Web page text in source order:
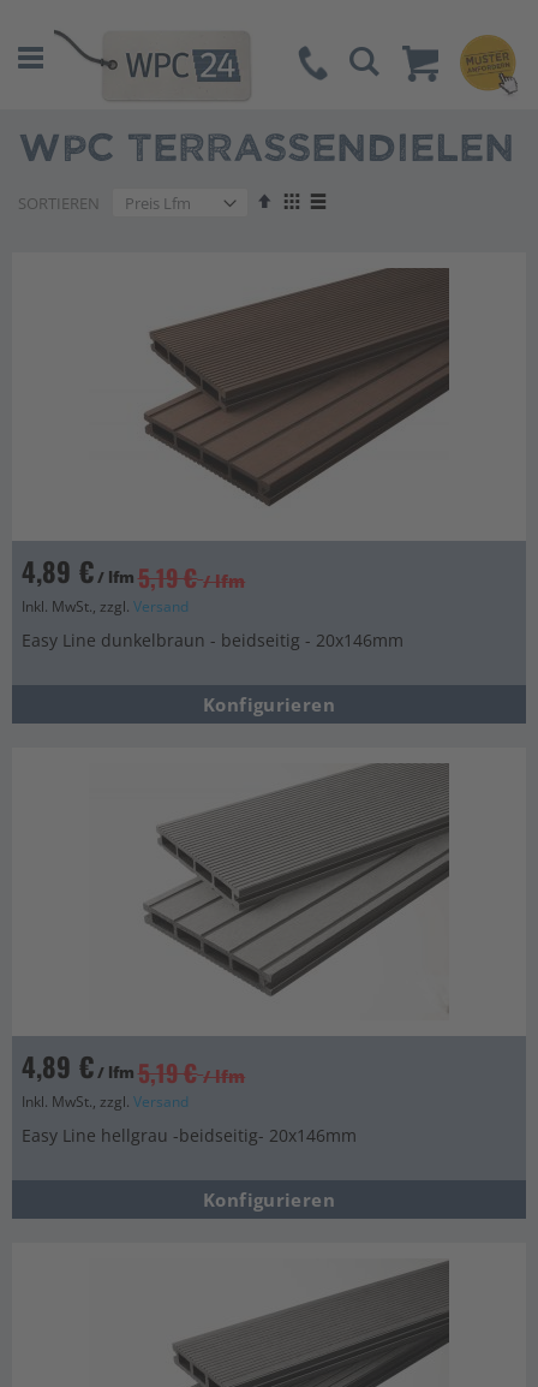
Suche
WPC TERRASSENDIELEN
SORTIEREN
AbsteigendAnzeigen
4,89 €/ lfm 5,19 € / lfm
Inkl. MwSt., zzgl. Versand
Easy Line dunkelbraun - beidseitig - 20x146mm
Konfigurieren
4,89 €/ lfm 5,19 € / lfm
Inkl. MwSt., zzgl. Versand
Easy Line hellgrau -beidseitig- 20x146mm
Konfigurieren